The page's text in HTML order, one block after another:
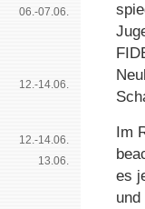
06.-07.06.
12.-14.06.
12.-14.06.
13.06.
Im
es